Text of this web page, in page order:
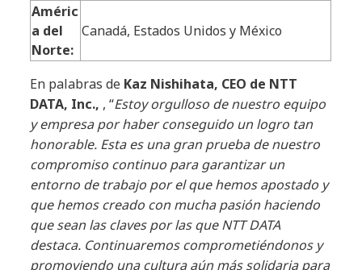
Améric
a del
Norte:
Canadá, Estados Unidos y México
En palabras de Kaz Nishihata, CEO de NTT
DATA, Inc., , “Estoy orgulloso de nuestro equipo
y empresa por haber conseguido un logro tan
honorable. Esta es una gran prueba de nuestro
compromiso continuo para garantizar un
entorno de trabajo por el que hemos apostado y
que hemos creado con mucha pasión haciendo
que sean las claves por las que NTT DATA
destaca. Continuaremos comprometiéndonos y
promoviendo una cultura aún más solidaria para